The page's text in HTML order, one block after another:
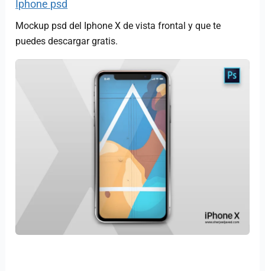
Iphone psd
Mockup psd del Iphone X de vista frontal y que te
puedes descargar gratis.